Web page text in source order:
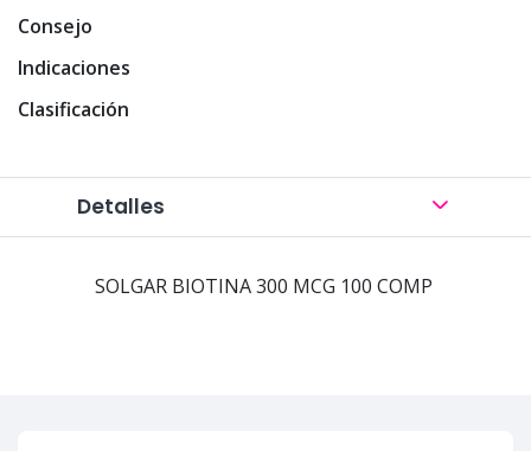
Consejo
Indicaciones
Clasificación
Detalles
SOLGAR BIOTINA 300 MCG 100 COMP